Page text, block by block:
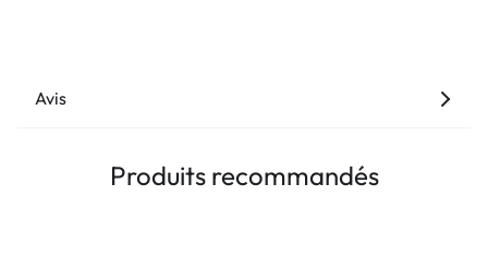
Avis
Produits recommandés